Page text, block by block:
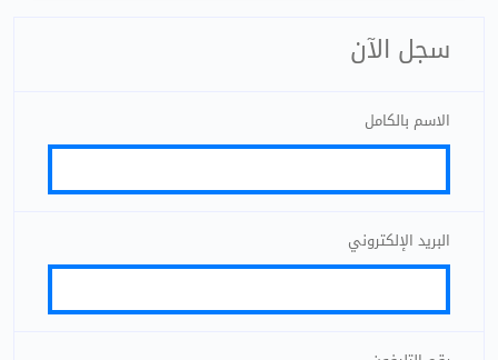
سجل الآن
الاسم بالكامل
البريد الإلكتروني